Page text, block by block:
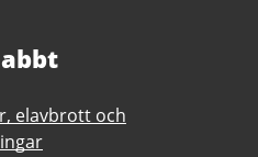
elavbrott och